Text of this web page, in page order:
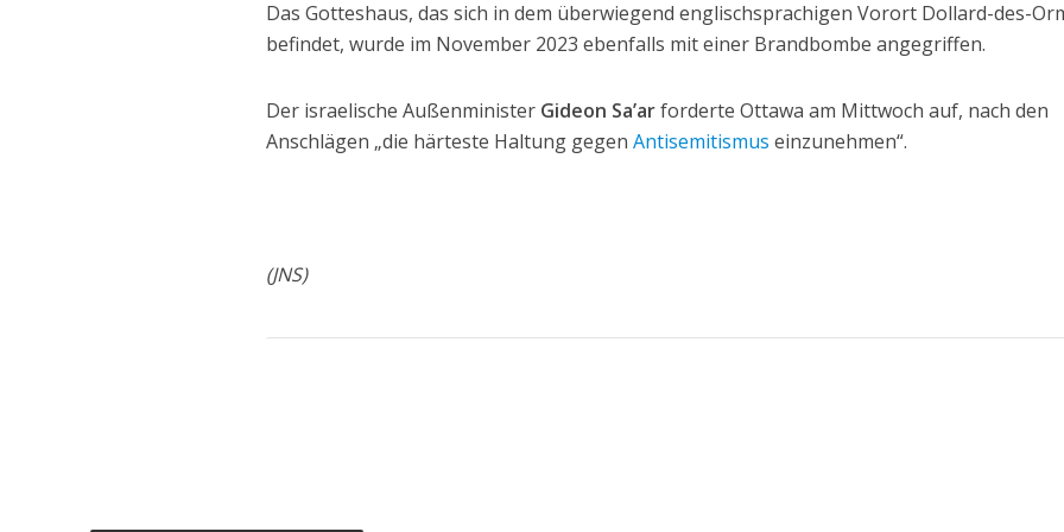
Das Gotteshaus, das sich in dem überwiegend englischsprachigen Vorort Dollard-des-
befindet, wurde im November 2023 ebenfalls mit einer Brandbombe angegriffen.
Der israelische Außenminister Gideon Sa’arforderte Ottawa am Mittwoch auf, nach den
Anschlägen „die härteste Haltung gegenAntisemitismus einzunehmen“.
(JNS)